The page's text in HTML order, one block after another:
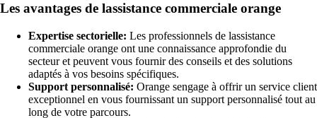
Les avantages de lassistance commerciale orange
Expertise sectorielle: Les professionnels de lassistance
commerciale orange ont une connaissance approfondie du
secteur et peuvent vous fournir des conseils et des solutions
adaptés à vos besoins spécifiques.
Support personnalisé: Orange sengage à offrir un service client
exceptionnel en vous fournissant un support personnalisé tout au
long de votre parcours.